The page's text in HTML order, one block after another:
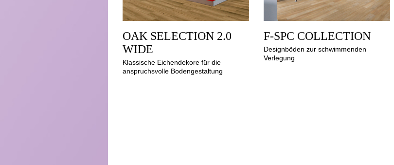
OAK SELECTION 2.0
WIDE
Klassische Eichendekore für die
anspruchsvolle Bodengestaltung
F-SPC COLLECTION
Designböden zur schwimmenden
Verlegung